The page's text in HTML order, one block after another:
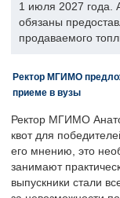
1 июля 2027 года.
обязаны
продаваемого
Ректор МГИМО
приеме в вузы
Ректор МГИМО
квот для
его мнению, это
занимают
выпускники стали